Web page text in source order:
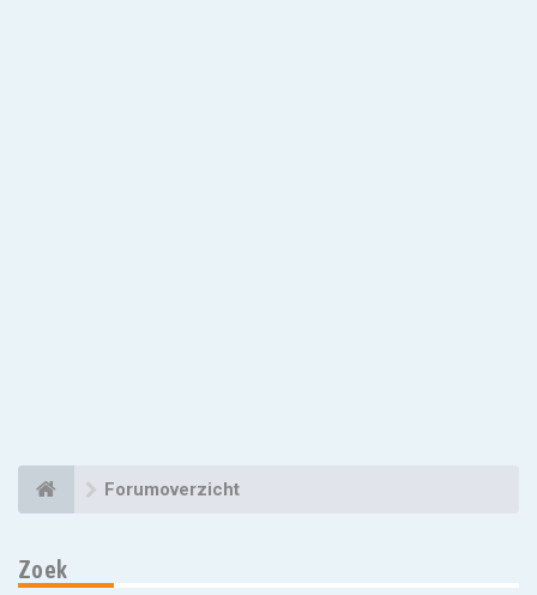
Forumoverzicht
Zoek